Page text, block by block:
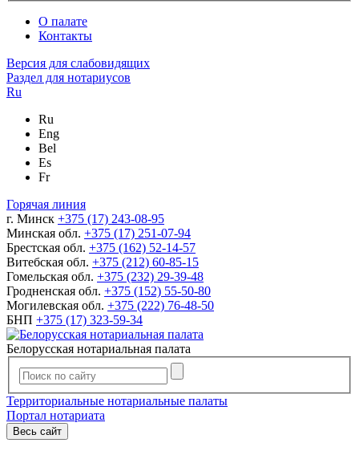
О палате
Контакты
Версия для слабовидящих
Раздел для нотариусов
Ru
Ru
Eng
Bel
Es
Fr
Горячая линия
г. Минск +375 (17) 243-08-95
Минская обл. +375 (17) 251-07-94
Брестская обл. +375 (162) 52-14-57
Витебская обл. +375 (212) 60-85-15
Гомельская обл. +375 (232) 29-39-48
Гродненская обл. +375 (152) 55-50-80
Могилевская обл. +375 (222) 76-48-50
БНП +375 (17) 323-59-34
Белорусская нотариальная палата
Территориальные нотариальные палаты
Портал нотариата
Весь сайт